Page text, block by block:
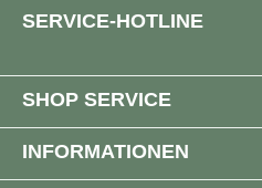
SERVICE-HOTLINE
SHOP SERVICE
INFORMATIONEN